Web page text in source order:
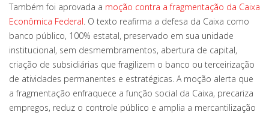
Também foi aprovada a moção contra a fragmentação da Caixa
Econômica Federal . O texto reafirma a defesa da Caixa como
banco público, 100% estatal, preservado em sua unidade
institucional, sem desmembramentos, abertura de capital,
criação de subsidiárias que fragilizem o banco ou terceirização
de atividades permanentes e estratégicas. A moção alerta que
a fragmentação enfraquece a função social da Caixa, precariza
empregos, reduz o controle público e amplia a mercantilização